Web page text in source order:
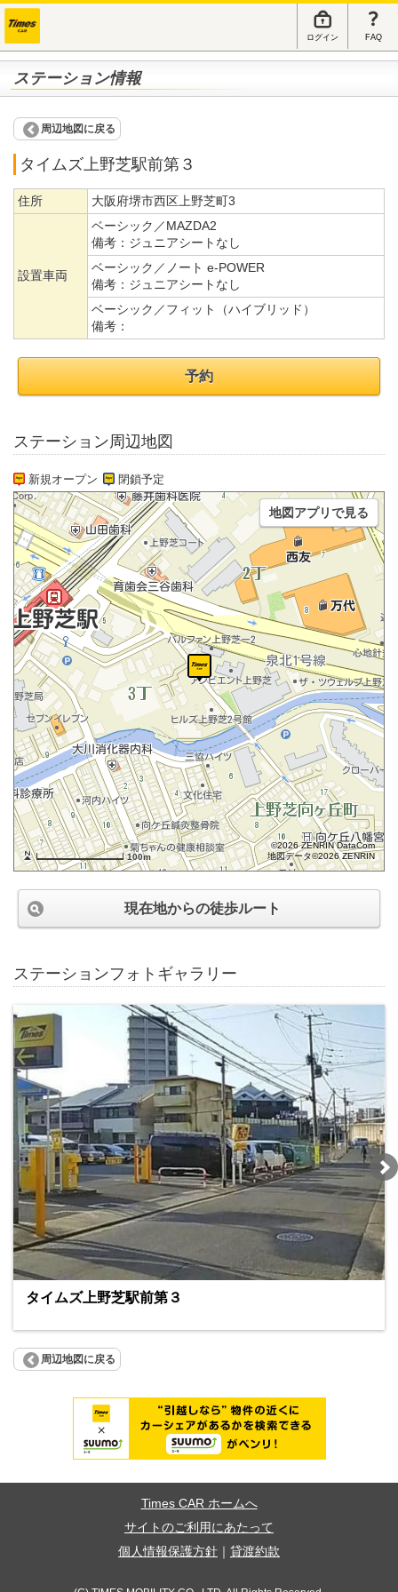
ログイン FAQ
ステーション情報
周辺地図に戻る
タイムズ上野芝駅前第３
住所 大阪府堺市西区上野芝町3
設置車両
ベーシック／MAZDA2
備考： ジュニアシートなし
ベーシック／ノート e-POWER
備考： ジュニアシートなし
ベーシック／フィット（ハイブリッド）
備考：
予約
ステーション周辺地図
新規オープン 閉鎖予定
100m
©2026 ZENRIN DataCom
地図データ©2026 ZENRIN
地図アプリで見る
現在地からの徒歩ルート
ステーションフォトギャラリー
タイムズ上野芝駅前第３
周辺地図に戻る
Times CAR ホームへ
サイトのご利用にあたって
個人情報保護方針
貸渡約款